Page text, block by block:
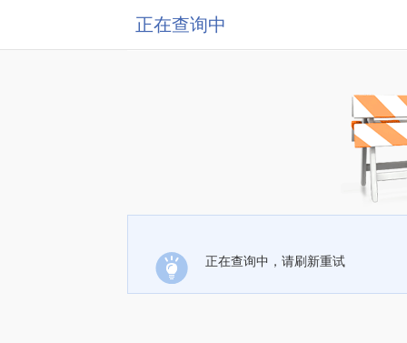
正在查询中
正在查询中，请刷新重试